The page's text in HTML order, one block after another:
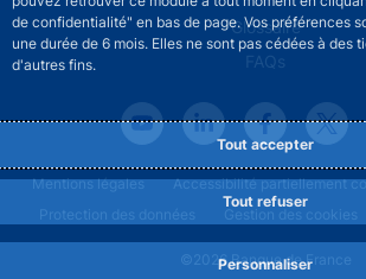
de confidentialité" en bas de page. Vos préférences
une durée de 6 mois. Elles ne sont pas cédées à des
d'autres fins.
Tout accepter
Tout refuser
Personnaliser
Glossaire
FAQs
©2026 Banque de France
Footer legal notice menu
Mentions légales Accessibilité partiellement
Protection des données
Gestion des cookies